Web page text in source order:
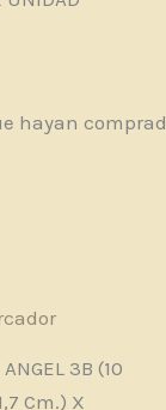
hayan
ANGEL 3B (10
Cm.) X